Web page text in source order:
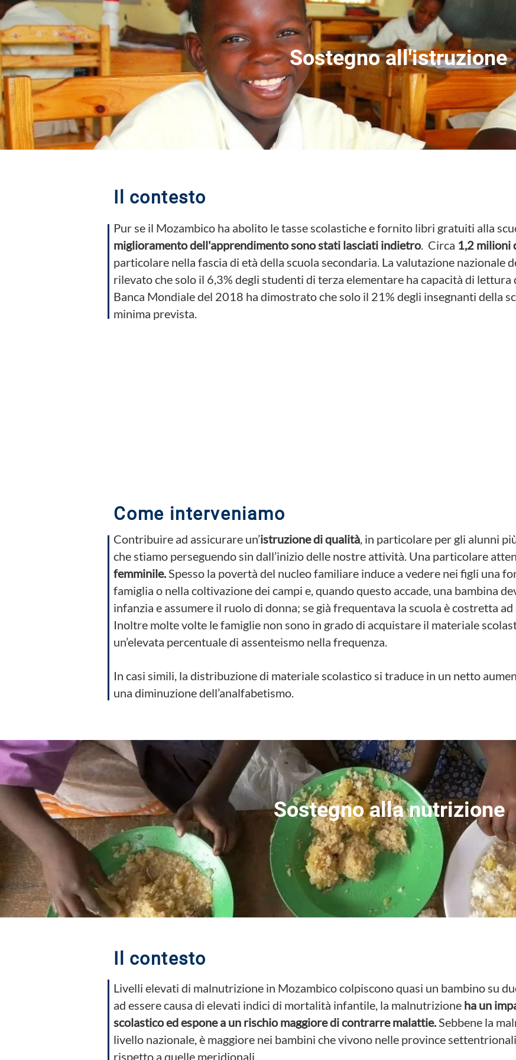
Sostegno all'istruzione
Il contesto
Pur se il Mozambico ha abolito le tasse scolastiche e fornito libri gratuiti alla
miglioramento dell'apprendimento sono stati lasciati indietro. Circa 1,2 milioni
particolare nella fascia di età della scuola secondaria. La valutazione nazionale
rilevato che solo il 6,3% degli studenti di terza elementare ha capacità di lettura
Banca Mondiale del 2018 ha dimostrato che solo il 21% degli insegnanti della
minima prevista.
Come interveniamo
Contribuire ad assicurare un’istruzione di qualità, in particolare per gli alunni
che stiamo perseguendo sin dall’inizio delle nostre attività. Una particolare
femminile.Spesso la povertà del nucleo familiare induce a vedere nei figli una
famiglia o nella coltivazione dei campi e, quando questo accade, una bambina
infanzia e assumere il ruolo di donna; se già frequentava la scuola è costretta
Inoltre molte volte le famiglie non sono in grado di acquistare il materiale
un’elevata percentuale di assenteismo nella frequenza.
In casi simili, la distribuzione di materiale scolastico si traduce in un netto
una diminuzione dell’analfabetismo.
Sostegno alla nutrizione
Il contesto
Livelli elevati di malnutrizione in Mozambico colpiscono quasi un bambino su
ad essere causa di elevati indici di mortalità infantile, la malnutrizione ha un
scolastico ed espone a un rischio maggiore di contrarre malattie.Sebbene la
livello nazionale, è maggiore nei bambini che vivono nelle province
rispetto a quelle meridionali.